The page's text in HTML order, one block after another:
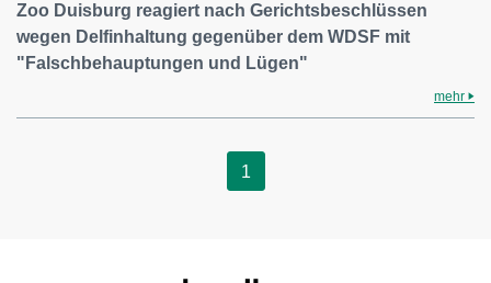
Zoo Duisburg reagiert nach Gerichtsbeschlüssen
wegen Delfinhaltung gegenüber dem WDSF mit
"Falschbehauptungen und Lügen"
mehr
1